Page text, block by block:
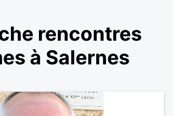
rencontres
à Salernes